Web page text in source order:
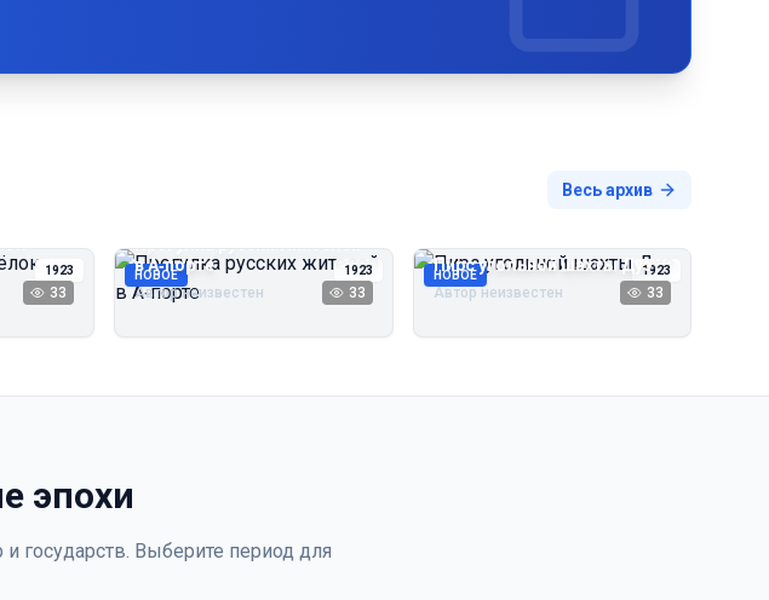
Весь архив
1923
33
НОВОЕ 1923
Прогулка русских жителей
в А‑порте
Автор неизвестен 33
НОВОЕ 1923
Пирс угольной шахты Дуэ
Автор неизвестен 33
эпохи
и государств. Выберите период для